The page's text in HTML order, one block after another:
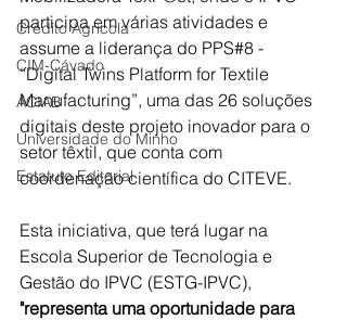
Crédito Agrícola
CIM-Cávado
ACIAB
Universidade do Minho
Estatuto Editorial
participa em várias atividades e
assume a liderança do PPS#8 -
“Digital Twins Platform for Textile
Manufacturing”, uma das 26 soluções
digitais deste projeto inovador para o
setor têxtil, que conta com
coordenação científica do CITEVE.
Esta iniciativa, que terá lugar na
Escola Superior de Tecnologia e
Gestão do IPVC (ESTG-IPVC),
"representa uma oportunidade para